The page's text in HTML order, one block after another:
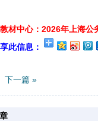
材中心：2026年上海公
此信息：
下一篇 »